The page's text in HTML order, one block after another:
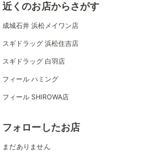
近くのお店からさがす
成城石井 浜松メイワン店
スギドラッグ 浜松住吉店
スギドラッグ 白羽店
フィール ハミング
フィール SHIROWA店
フォローしたお店
まだありません